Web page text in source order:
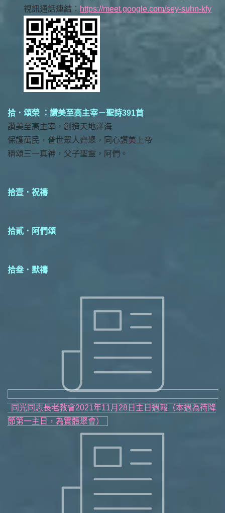
視訊通話連結： https://meet.google.com/sey-suhn-kfy
拾．頌榮 ：讚美至高主宰－聖詩391首
讚美至高主宰，創造天地洋海
保護萬民，普世眾人齊聚，同心讚美上帝
稱頌三一真神，父子聖靈，阿們。
拾壹．祝禱
拾貳．阿們頌
拾叁．默禱
同光同志長老教會2021年11月28日主日週報（本週為待降
節第一主日，為實體聚會）